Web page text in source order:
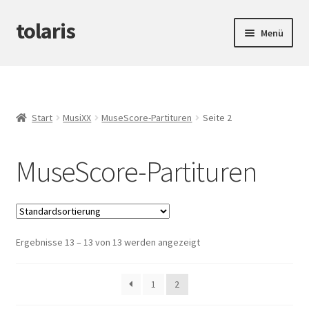
Zur
Navigation
Zum
Inhalt
tolaris Menü
Produktinfos
Start MusiXX MuseScore-Partituren Seite 2
MuseScore-Partituren
Ergebnisse 13 – 13 von 13 werden angezeigt
1 2